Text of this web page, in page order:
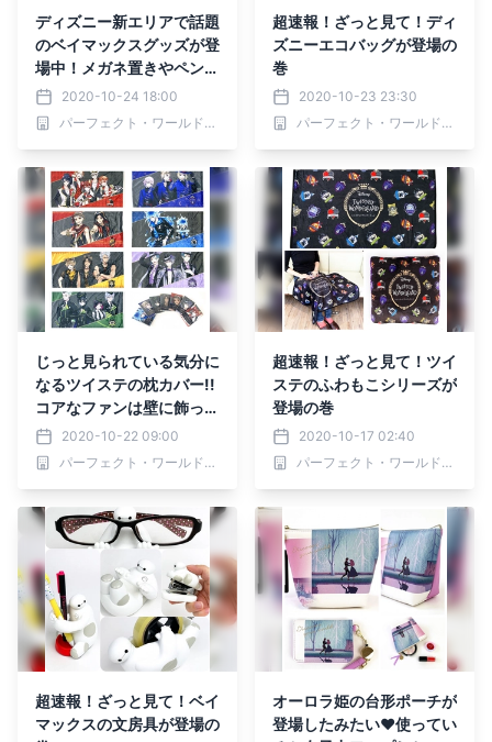
ディズニー新エリアで話題
のベイマックスグッズが登
場中！メガネ置きやペン立
て、ホッチキスまで♪♪
2020-10-24 18:00
パーフェクト・ワールド株式会社
超速報！ざっと見て！ディ
ズニーエコバッグが登場の
巻
2020-10-23 23:30
パーフェクト・ワールド株式会社
じっと見られている気分に
なるツイステの枕カバー!!
コアなファンは壁に飾った
りするのかな…♥♪♪
2020-10-22 09:00
パーフェクト・ワールド株式会社
超速報！ざっと見て！ツイ
ステのふわもこシリーズが
登場の巻
2020-10-17 02:40
パーフェクト・ワールド株式会社
超速報！ざっと見て！ベイ
マックスの文房具が登場の
オーロラ姫の台形ポーチが
登場したみたい♥使ってい